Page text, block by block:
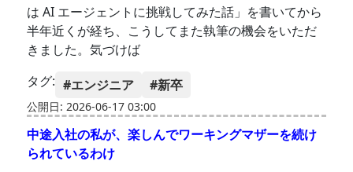
は AI エージェントに挑戦してみた話」を書いてから
半年近くが経ち、こうしてまた執筆の機会をいただ
きました。気づけば
タグ: #エンジニア #新卒
公開日: 2026-06-17 03:00
中途入社の私が、楽しんでワーキングマザーを続け
られているわけ